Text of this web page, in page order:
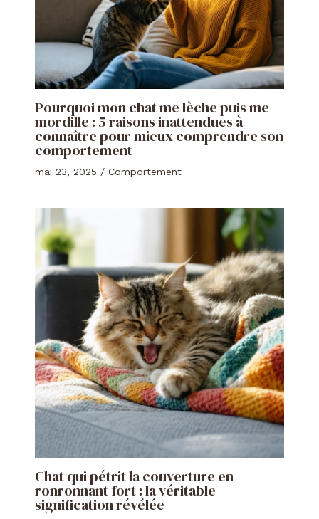
Pourquoi mon chat me lèche puis me
mordille : 5 raisons inattendues à
connaître pour mieux comprendre son
comportement
mai 23, 2025 / Comportement
Chat qui pétrit la couverture en
ronronnant fort : la véritable
signification révélée